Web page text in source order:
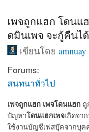
เพจถูกแฮก โดนแ
ดมินเพจ จะกู้คืนไ
เขียนโดย amnuay
Forums:
สนทนาทั่วไป
เพจถูกแฮก เพจโดนแฮก ถู
ปัญหาโดนแฮกเพจเกิดจา
ใช้งานบัญชีเฟสบุ๊คจากบุค